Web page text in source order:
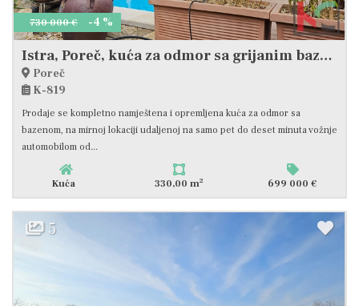
730 000 € -4 %
Istra, Poreč, kuća za odmor sa grijanim bazenom i uređenom okućnicom, #prodaja
Poreč
K-819
Prodaje se kompletno namještena i opremljena kuća za odmor sa
bazenom, na mirnoj lokaciji udaljenoj na samo pet do deset minuta vožnje
automobilom od...
Kuća 330,00 m2 699 000 €
5